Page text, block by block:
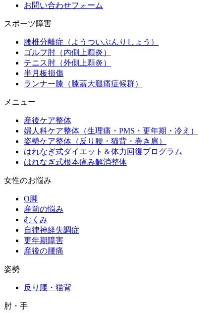
お問い合わせフォーム
スポーツ障害
腰椎分離症（ようついぶんりしょう）
ゴルフ肘（内側上顆炎）
テニス肘（外側上顆炎）
半月板損傷
ランナー膝（膝蓋大腿痛症候群）
メニュー
産後ケア整体
婦人科ケア整体（生理痛・PMS・更年期・冷え）
姿勢ケア整体（反り腰・猫背・巻き肩）
はれなぎ式ダイエット＆体力回復プログラム
はれなぎ式根本痛み解消整体
女性のお悩み
O脚
産前の悩み
むくみ
自律神経失調症
更年期障害
産後の腰痛
姿勢
反り腰・猫背
肘・手